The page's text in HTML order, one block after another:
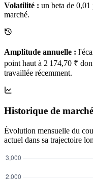
Volatilité : un beta de
marché.
Amplitude annuelle :
point haut à 2 174,70 ₹
travaillée récemment.
Historique de marché
Évolution mensuelle du
actuel dans sa trajectoire